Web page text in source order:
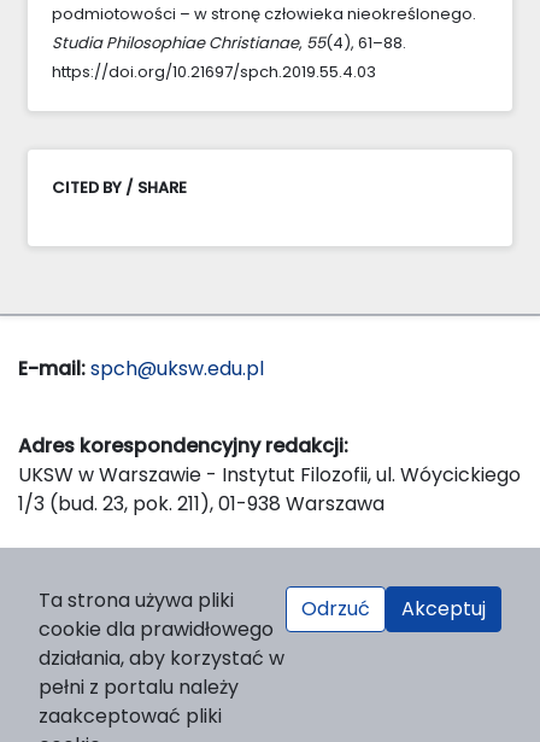
podmiotowości – w stronę człowieka nieokreślonego.
Studia Philosophiae Christianae, 55(4), 61–88.
https://doi.org/10.21697/spch.2019.55.4.03
CITED BY / SHARE
E-mail:spch@uksw.edu.pl
Adres korespondencyjny redakcji:
UKSW w Warszawie - Instytut Filozofii, ul. Wóycickiego
1/3 (bud. 23, pok. 211), 01-938 Warszawa
Wydawnictwo Naukowe UKSW, ul. Dewajtis 5, domek
nr 2, 01-815 Warszawa
Strona WWW Wydawnictwa
e-mail: wydawnictwo@uksw.edu.pl
Ta strona używa pliki
cookie dla prawidłowego
działania, aby korzystać w
pełni z portalu należy
zaakceptować pliki
Odrzuć Akceptuj